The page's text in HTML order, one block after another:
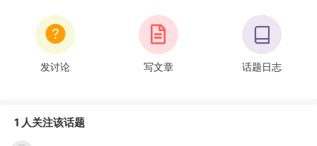
发讨论 写文章 话题日志
1 人关注该话题